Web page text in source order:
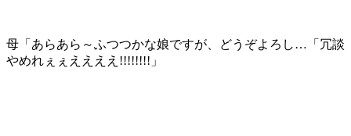
母「あらあら～ふつつかな娘ですが、どうぞよろし…「冗談
やめれぇぇええええ!!!!!!!!」